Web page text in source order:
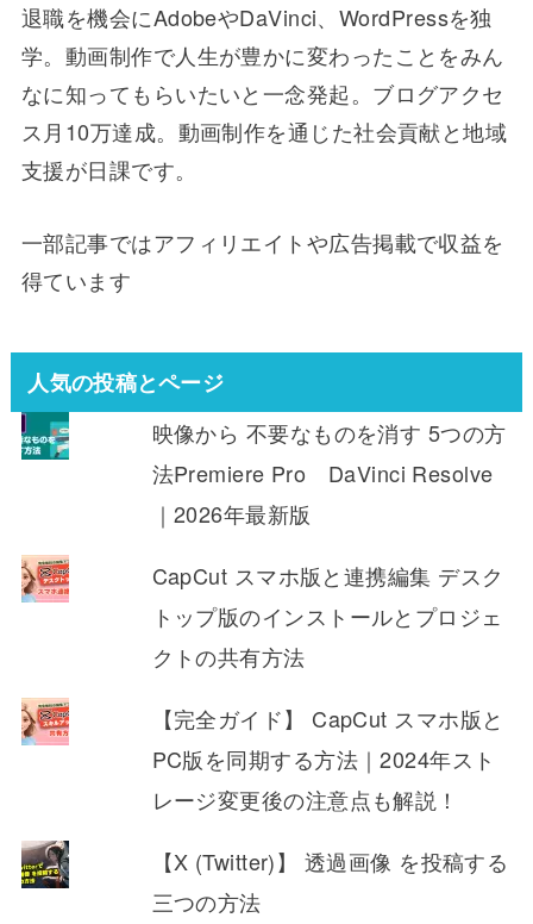
退職を機会にAdobeやDaVinci、WordPressを独
学。動画制作で人生が豊かに変わったことをみん
なに知ってもらいたいと一念発起。ブログアクセ
ス月10万達成。動画制作を通じた社会貢献と地域
支援が日課です。
一部記事ではアフィリエイトや広告掲載で収益を
得ています
人気の投稿とページ
映像から 不要なものを消す 5つの方
法Premiere Pro DaVinci Resolve
｜2026年最新版
CapCut スマホ版と連携編集 デスク
トップ版のインストールとプロジェ
クトの共有方法
【完全ガイド】 CapCut スマホ版と
PC版を同期する方法｜2024年スト
レージ変更後の注意点も解説！
【X (Twitter)】 透過画像 を投稿する
三つの方法